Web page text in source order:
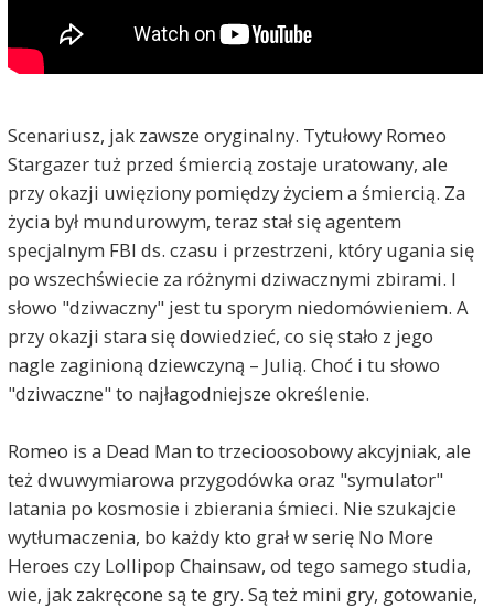
Scenariusz, jak zawsze oryginalny. Tytułowy Romeo
Stargazer tuż przed śmiercią zostaje uratowany, ale
przy okazji uwięziony pomiędzy życiem a śmiercią. Za
życia był mundurowym, teraz stał się agentem
specjalnym FBI ds. czasu i przestrzeni, który ugania się
po wszechświecie za różnymi dziwacznymi zbirami. I
słowo "dziwaczny" jest tu sporym niedomówieniem. A
przy okazji stara się dowiedzieć, co się stało z jego
nagle zaginioną dziewczyną – Julią. Choć i tu słowo
"dziwaczne" to najłagodniejsze określenie.
Romeo is a Dead Man to trzecioosobowy akcyjniak, ale
też dwuwymiarowa przygodówka oraz "symulator"
latania po kosmosie i zbierania śmieci. Nie szukajcie
wytłumaczenia, bo każdy kto grał w serię No More
Heroes czy Lollipop Chainsaw, od tego samego studia,
wie, jak zakręcone są te gry. Są też mini gry, gotowanie,